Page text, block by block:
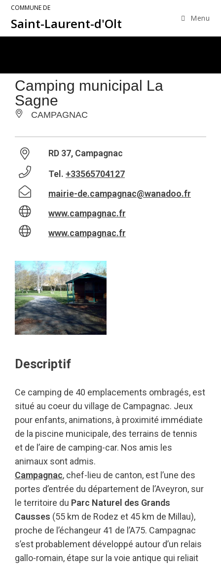
COMMUNE DE
Saint-Laurent-d'Olt Menu
Camping municipal La
Sagne
CAMPAGNAC
RD 37, Campagnac
Tel. +33565704127
mairie-de.campagnac@wanadoo.fr
www.campagnac.fr
www.campagnac.fr
Descriptif
Ce camping de 40 emplacements ombragés, est
situé au coeur du village de Campagnac. Jeux
pour enfants, animations, à proximité immédiate
de la piscine municipale, des terrains de tennis
et de l’aire de camping-car. Nos amis les
animaux sont admis.
Campagnac, chef-lieu de canton, est l’une des
portes d’entrée du département de l’Aveyron, sur
le territoire du Parc Naturel des Grands
Causses (55 km de Rodez et 45 km de Millau),
proche de l’échangeur 41 de l’A75. Campagnac
s’est probablement développé autour d’un relais
gallo-romain, étape sur la voie antique qui reliait